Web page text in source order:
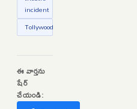
incident
Tollywood
ఈ వార్తను
షేర్
చేయండి: